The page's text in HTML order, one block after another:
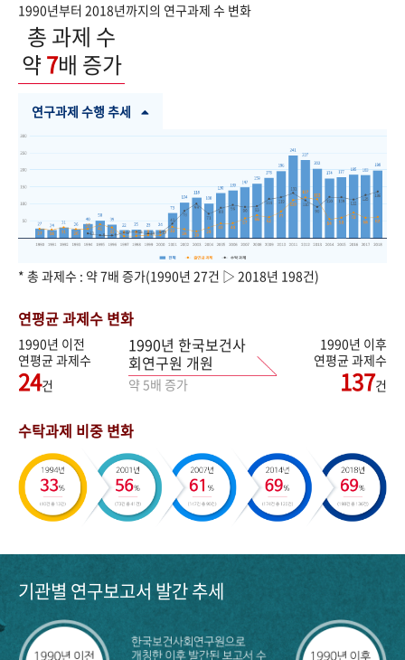
1990년부터 2018년까지의 연구과제 수 변화
총 과제 수
약7배 증가
연구과제 수행 추세
* 총 과제수 : 약 7배 증가(1990년 27건 ▷ 2018년 198건)
연평균 과제수 변화
1990년 이전
연평균 과제수
24건
1990년 한국보건사
회연구원 개원
약 5배 증가
1990년 이후
연평균 과제수
137건
수탁과제 비중 변화
기관별 연구보고서 발간 추세